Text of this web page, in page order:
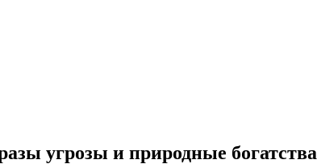
угрозы и природные